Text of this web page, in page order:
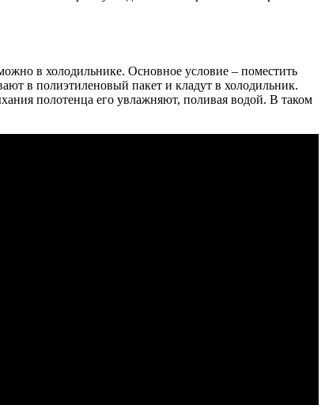
в холодильнике. Основное условие – поместить
в полиэтиленовый пакет и кладут в холодильник.
полотенца его увлажняют, поливая водой. В таком